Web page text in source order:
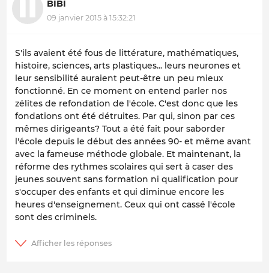
BIBI
09 janvier 2015 à 15:32:21
S'ils avaient été fous de littérature, mathématiques,
histoire, sciences, arts plastiques... leurs neurones et
leur sensibilité auraient peut-être un peu mieux
fonctionné. En ce moment on entend parler nos
zélites de refondation de l'école. C'est donc que les
fondations ont été détruites. Par qui, sinon par ces
mêmes dirigeants? Tout a été fait pour saborder
l'école depuis le début des années 90- et même avant
avec la fameuse méthode globale. Et maintenant, la
réforme des rythmes scolaires qui sert à caser des
jeunes souvent sans formation ni qualification pour
s'occuper des enfants et qui diminue encore les
heures d'enseignement. Ceux qui ont cassé l'école
sont des criminels.